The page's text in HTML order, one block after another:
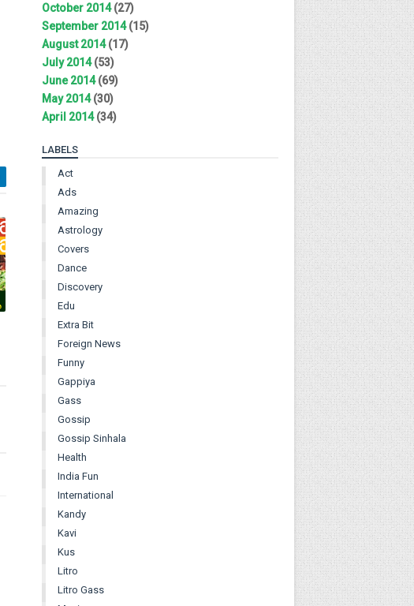
October 2014(27)
September 2014(15)
August 2014(17)
July 2014(53)
June 2014(69)
May 2014(30)
April 2014(34)
LABELS
Act
Ads
Amazing
Astrology
Covers
Dance
Discovery
Edu
Extra Bit
Foreign News
Funny
Gappiya
Gass
Gossip
Gossip Sinhala
Health
India Fun
International
Kandy
Kavi
Kus
Litro
Litro Gass